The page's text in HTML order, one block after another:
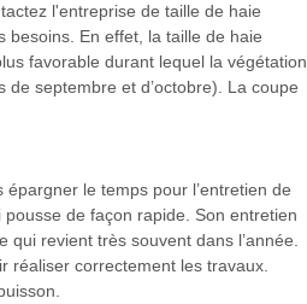
l'entreprise de taille de haie
besoins. En effet, la taille de haie
favorable durant lequel la végétation
de septembre et d’octobre). La coupe
le temps pour l’entretien de
de façon rapide. Son entretien
revient très souvent dans l’année.
réaliser correctement les travaux.